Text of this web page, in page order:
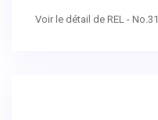
Voir le détail de REL - No.31